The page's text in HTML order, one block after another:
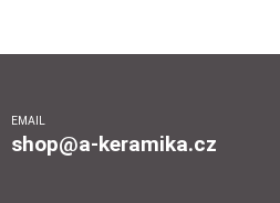
EMAIL
shop@a-keramika.cz